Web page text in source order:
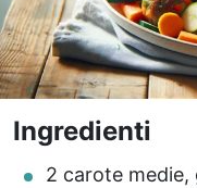
Ingredienti
2 carote